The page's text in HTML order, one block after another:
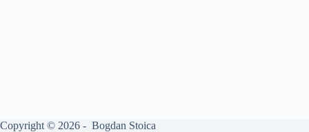
Copyright © 2026 - Bogdan Stoica